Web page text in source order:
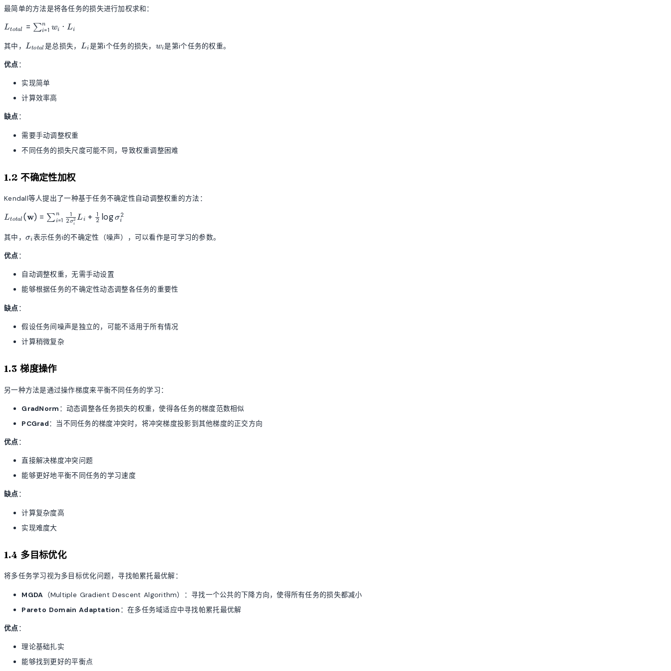
最简单的方法是将各任务的损失进行加权求和：
L_{total} =
\sum_{i=1}^{n}
w_i \cdot L_i
Ltotal = ∑i=1
n wi ⋅ Li
其中， L_{total}
Ltotal 是总损失， L_i
Li是第i个任务的损失， w_i
wi是第i个任务的权重。
优点 ：
实现简单
计算效率高
缺点 ：
需要手动调整权重
不同任务的损失尺度可能不同，导致权重调整困难
1.2 不确定性加权
Kendall等人提出了一种基于任务不确定性自动调整权重的方法：
L_{total}
(\mathbf{w})
=
\sum_{i=1}^{n}
\frac{1}
L_i + \frac{1}
\sigma_i^2
Ltotal (w) = ∑i=1
n
2σi
2
1 Li + 2
1 logσi
2
其中， \sigma_i
σi表示任务i的不确定性（噪声），可以看作是可学习的参数。
优点 ：
自动调整权重，无需手动设置
能够根据任务的不确定性动态调整各任务的重要性
缺点 ：
假设任务间噪声是独立的，可能不适用于所有情况
计算稍微复杂
1.3 梯度操作
另一种方法是通过操作梯度来平衡不同任务的学习：
GradNorm ：动态调整各任务损失的权重，使得各任务的梯度范数相似
PCGrad：当不同任务的梯度冲突时，将冲突梯度投影到其他梯度的正交方向
优点 ：
直接解决梯度冲突问题
能够更好地平衡不同任务的学习速度
缺点 ：
计算复杂度高
实现难度大
1.4 多目标优化
将多任务学习视为多目标优化问题，寻找帕累托最优解：
MGDA （Multiple Gradient Descent Algorithm）：寻找一个公共的下降方向，使得所有任务的损失都减小
Pareto Domain Adaptation ：在多任务域适应中寻找帕累托最优解
优点 ：
理论基础扎实
能够找到更好的平衡点